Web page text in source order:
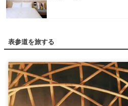
表参道を旅する